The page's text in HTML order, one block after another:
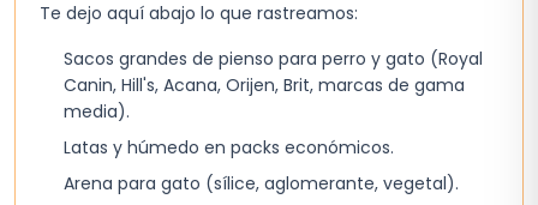
Te dejo aquí abajo lo que rastreamos:
Sacos grandes de pienso para perro y gato (Royal
Canin, Hill's, Acana, Orijen, Brit, marcas de gama
media).
Latas y húmedo en packs económicos.
Arena para gato (sílice, aglomerante, vegetal).